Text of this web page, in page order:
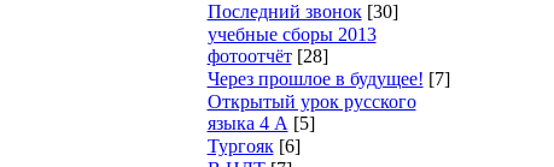
Последний звонок [30]
учебные сборы 2013
фотоотчёт [28]
Через прошлое в будущее! [7]
Открытый урок русского
языка 4 А [5]
Тургояк [6]